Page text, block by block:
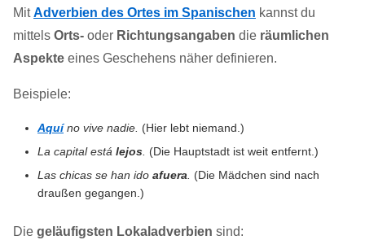
MitAdverbien des Ortes im Spanischen kannst du
mittels Orts- oder Richtungsangaben die räumlichen
Aspekte eines Geschehens näher definieren.
Beispiele:
Aquíno vive nadie. (Hier lebt niemand.)
La capital está lejos. (Die Hauptstadt ist weit entfernt.)
Las chicas se han ido afuera. (Die Mädchen sind nach
draußen gegangen.)
Die geläufigsten Lokaladverbien sind: